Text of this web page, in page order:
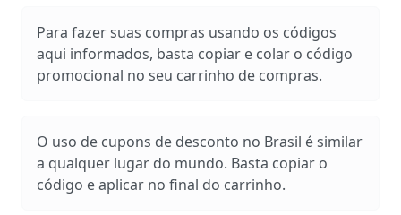
Para fazer suas compras usando os códigos
aqui informados, basta copiar e colar o código
promocional no seu carrinho de compras.
O uso de cupons de desconto no Brasil é similar
a qualquer lugar do mundo. Basta copiar o
código e aplicar no final do carrinho.